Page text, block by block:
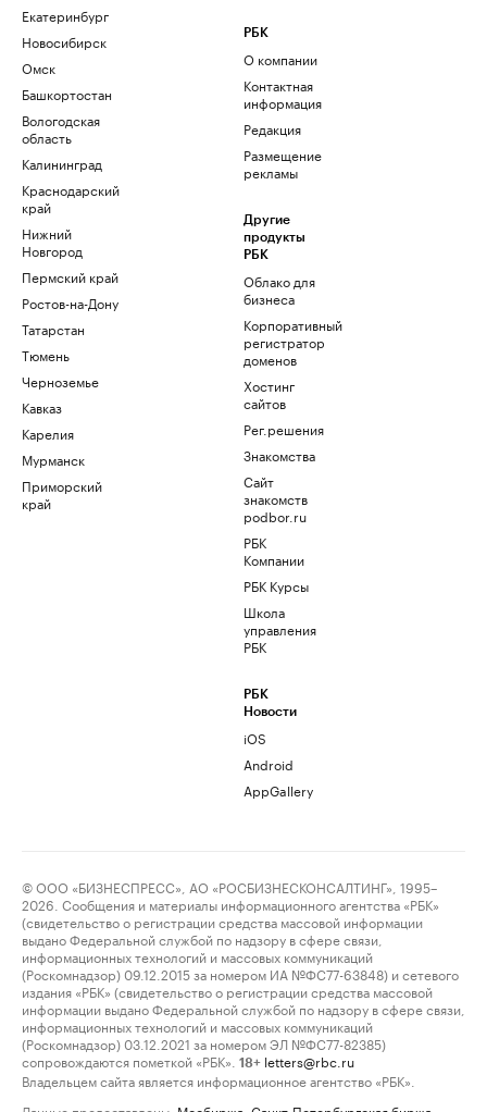
Екатеринбург
Новосибирск
Омск
Башкортостан
Вологодская
область
Калининград
Краснодарский
край
Нижний
Новгород
Пермский край
Ростов-на-Дону
Татарстан
Тюмень
Черноземье
Кавказ
Карелия
Мурманск
Приморский
край
РБК
О компании
Контактная
информация
Редакция
Размещение
рекламы
Другие
продукты
РБК
Облако для
бизнеса
Корпоративный
регистратор
доменов
Хостинг
сайтов
Рег.решения
Знакомства
Сайт
знакомств
podbor.ru
РБК
Компании
РБК Курсы
Школа
управления
РБК
РБК
Новости
iOS
Android
AppGallery
© ООО «БИЗНЕСПРЕСС», АО «РОСБИЗНЕСКОНСАЛТИНГ», 1995–
2026. Сообщения и материалы информационного агентства «РБК»
(свидетельство о регистрации средства массовой информации
выдано Федеральной службой по надзору в сфере связи,
информационных технологий и массовых коммуникаций
(Роскомнадзор) 09.12.2015 за номером ИА №ФС77-63848) и сетевого
издания «РБК» (свидетельство о регистрации средства массовой
информации выдано Федеральной службой по надзору в сфере связи,
информационных технологий и массовых коммуникаций
(Роскомнадзор) 03.12.2021 за номером ЭЛ №ФС77-82385)
сопровождаются пометкой «РБК».
18+ letters@rbc.ru
Владельцем сайта является информационное агентство «РБК».